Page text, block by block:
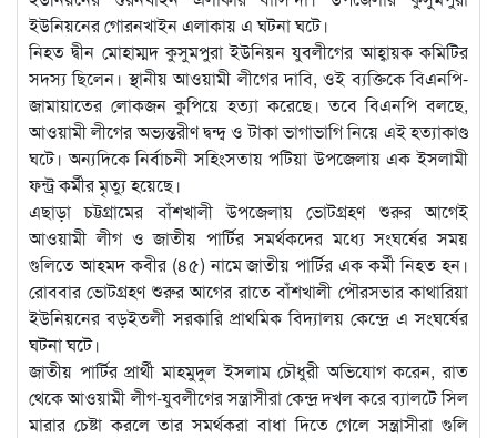
ইউনিয়নের গোরনখাইন এলাকায় এ ঘটনা ঘটে।
নিহত দ্বীন মোহাম্মদ কুসুমপুরা ইউনিয়ন যুবলীগের আহ্বায়ক কমিটির
সদস্য ছিলেন। স্থানীয় আওয়ামী লীগের দাবি, ওই ব্যক্তিকে বিএনপি-
জামায়াতের লোকজন কুপিয়ে হত্যা করেছে। তবে বিএনপি বলছে,
আওয়ামী লীগের অভ্যন্তরীণ দ্বন্দ্ব ও টাকা ভাগাভাগি নিয়ে এই হত্যাকাণ্ড
ঘটে। অন্যদিকে নির্বাচনী সহিংসতায় পটিয়া উপজেলায় এক ইসলামী
ফন্ট্র কর্মীর মৃত্যু হয়েছে।
এছাড়া চট্টগ্রামের বাঁশখালী উপজেলায় ভোটগ্রহণ শুরুর আগেই
আওয়ামী লীগ ও জাতীয় পার্টির সমর্থকদের মধ্যে সংঘর্ষের সময়
গুলিতে আহমদ কবীর (৪৫) নামে জাতীয় পার্টির এক কর্মী নিহত হন।
রোববার ভোটগ্রহণ শুরুর আগের রাতে বাঁশখালী পৌরসভার কাথারিয়া
ইউনিয়নের বড়ইতলী সরকারি প্রাথমিক বিদ্যালয় কেন্দ্রে এ সংঘর্ষের
ঘটনা ঘটে।
জাতীয় পার্টির প্রার্থী মাহমুদুল ইসলাম চৌধুরী অভিযোগ করেন, রাত
থেকে আওয়ামী লীগ-যুবলীগের সন্ত্রাসীরা কেন্দ্র দখল করে ব্যালটে সিল
মারার চেষ্টা করলে তার সমর্থকরা বাধা দিতে গেলে সন্ত্রাসীরা গুলি